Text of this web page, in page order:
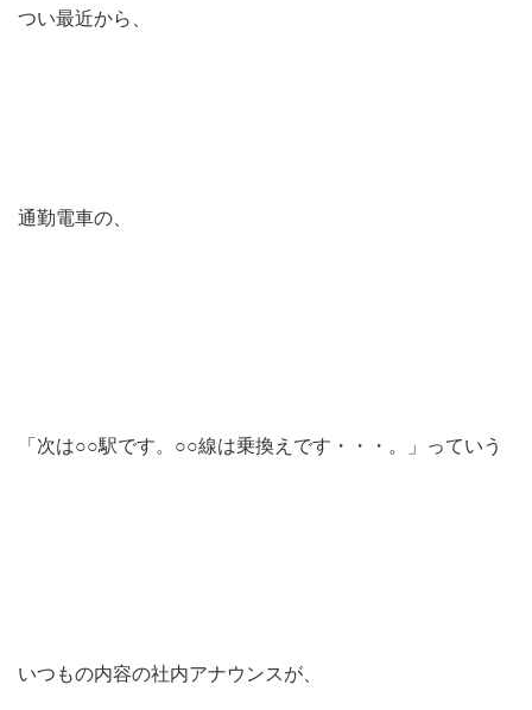
つい最近から、
通勤電車の、
「次は○○駅です。○○線は乗換えです・・・。」っていう
いつもの内容の社内アナウンスが、